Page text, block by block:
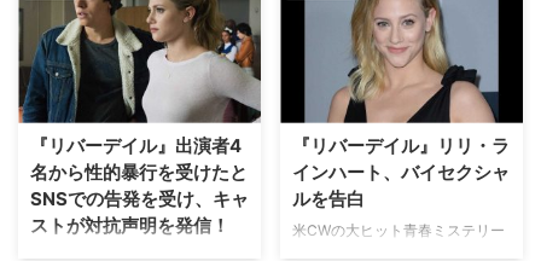
の幼少時代／大人時代を演じるこ
とがあり、アイラ・フィッシャー
とエイミー・アダムスのようにイ
ンタビューで話題に上がることも
ある。今回は、そんなまるでドッ
ペルゲンガーのような俳優たちを
ご紹介。（米Screen Rantより）
マーゴット・ロビー&ジェイミ
ー・プレスリー 『ウルフ・オ
ブ・ウォール・ストリート』や
『リバーデイル』出演者4
名から性的暴行を受けたと
SNSでの告発を受け、キャ
ストが対抗声明を発信！
米CWの人気青春ドラマ『リバー
『リバーデイル』リリ・ラ
インハート、バイセクシャ
ルを告白
米CWの大ヒット青春ミステリー